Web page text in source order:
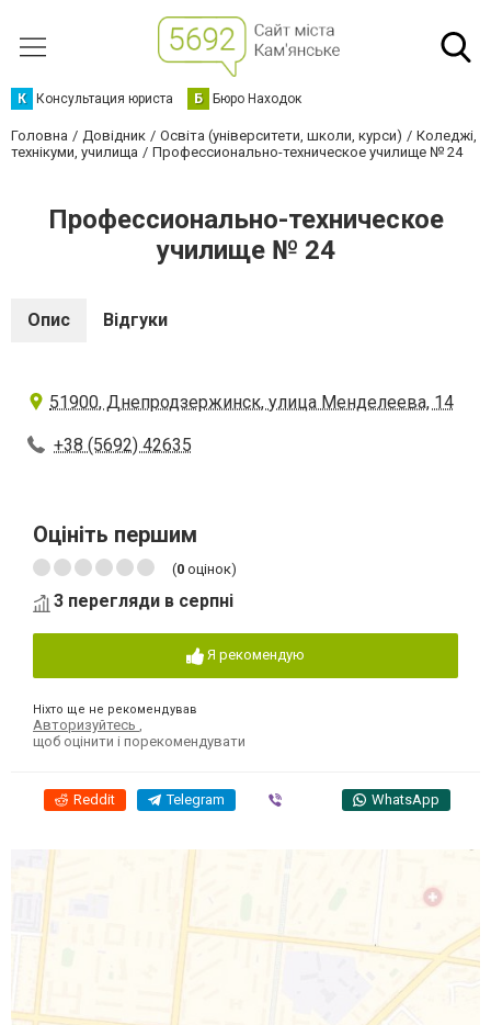
К Консультация юриста Б Бюро Находок
Головна Довідник Освіта (університети, школи, курси)
Коледжі,
технікуми, училища
Профессионально-техническое училище № 24
Профессионально-техническое
училище № 24
Опис Відгуки
51900, Днепродзержинск, улица Менделеева, 14
+38 (5692) 42635
Оцініть першим
(0 оцінок)
3 перегляди в серпні
Я рекомендую
Ніхто ще не рекомендував
Авторизуйтесь
щоб оцінити і порекомендувати
Reddit Telegram WhatsApp